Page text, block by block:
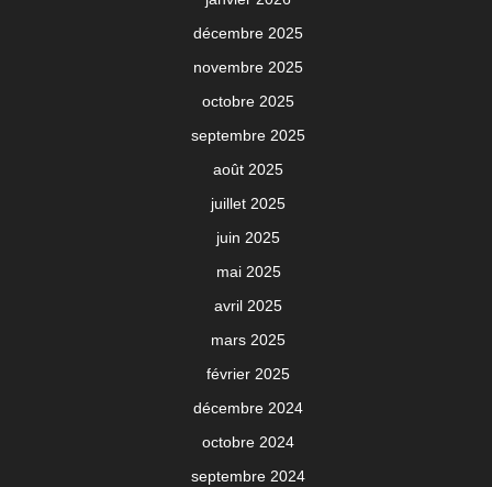
décembre 2025
novembre 2025
octobre 2025
septembre 2025
août 2025
juillet 2025
juin 2025
mai 2025
avril 2025
mars 2025
février 2025
décembre 2024
octobre 2024
septembre 2024